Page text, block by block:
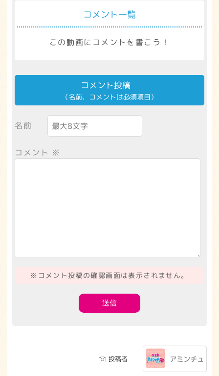
コメント一覧
この動画にコメントを書こう！
コメント投稿
（名前、コメントは必須項目）
名前
コメント ※
※コメント投稿の確認画面は表示されません。
投稿者 アミンチュ